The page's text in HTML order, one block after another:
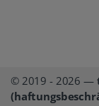
© 2019 - 2026 —